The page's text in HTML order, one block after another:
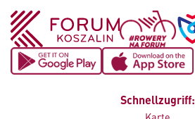
Schnellzugriff: